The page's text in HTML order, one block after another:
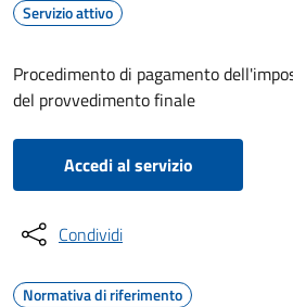
Servizio attivo
Procedimento di pagamento
del provvedimento finale
Accedi al servizio
Condividi
Normativa di riferimento